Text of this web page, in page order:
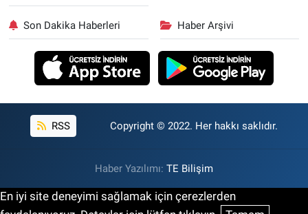
Son Dakika Haberleri Haber Arşivi
RSS Copyright © 2022. Her hakkı saklıdır.
Haber Yazılımı: TE Bilişim
En iyi site deneyimi sağlamak için çerezlerden